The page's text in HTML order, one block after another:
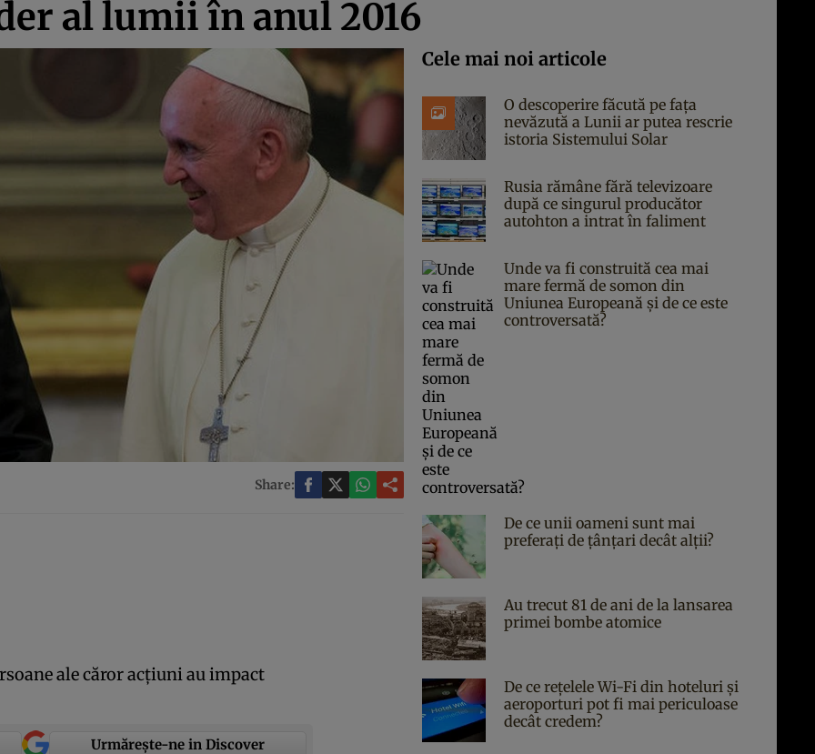
al lumii în anul 2016
Share:
ale căror acţiuni au impact
Urmărește-ne in Discover
Cele mai noi articole
O descoperire făcută pe fața
nevăzută a Lunii ar putea rescrie
istoria Sistemului Solar
Rusia rămâne fără televizoare
după ce singurul producător
autohton a intrat în faliment
Unde va fi construită cea mai
mare fermă de somon din
Uniunea Europeană și de ce este
controversată?
De ce unii oameni sunt mai
preferați de țânțari decât alții?
Au trecut 81 de ani de la lansarea
primei bombe atomice
De ce rețelele Wi-Fi din hoteluri și
aeroporturi pot fi mai periculoase
decât credem?